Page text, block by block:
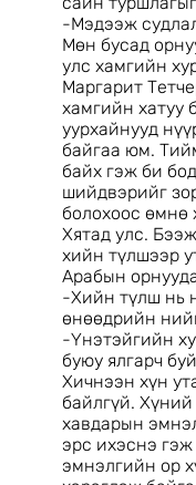
-Мэдээж
Мөн бусад
улс хамгийн
Маргарит
хамгийн хатуу
уурхайнууд
байгаа юм.
байх гэж би
шийдвэрийг
болохоос
Хятад улс.
хийн түлшээр
Арабын
-Хийн түлш нь
өнөөдрийн
-Үнэтэйгийн
буюу ялгарч
Хичнээн хүн
байлгүй.
хавдарын
эрс ихэснэ
эмнэлгийн ор